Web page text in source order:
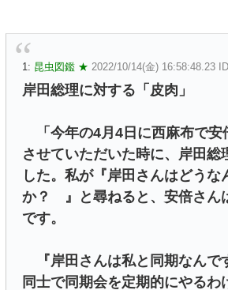
1: 昆虫図鑑 ★ 2022/10/14(金) 16:58:48.23
岸田総理に対する「皮肉」
「今年の4月4日に西麻布で安
させていただいた時に、岸田総
した。私が『岸田さんはどうな
か？ 』と尋ねると、安倍さん
です。
『岸田さんは私と同期なんで
同士で同期会を定期的にやるわ